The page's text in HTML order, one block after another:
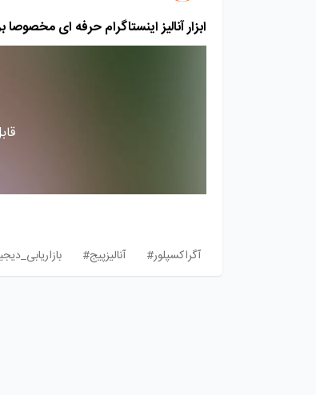
ابزار آنالیز اینستاگرام حرفه ای
آگراکسپلور#
آنالیزپیج#